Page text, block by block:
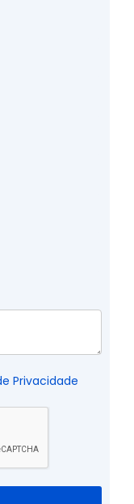
Privacidade